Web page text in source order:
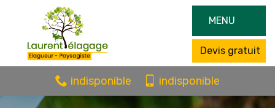
MENU
Devis gratuit
indisponible indisponible